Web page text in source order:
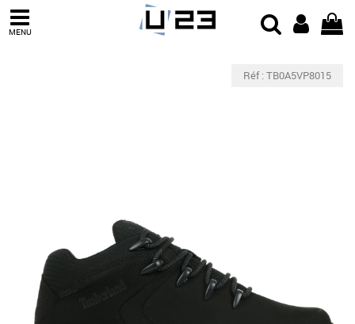
MENU
Réf : TB0A5VP8015